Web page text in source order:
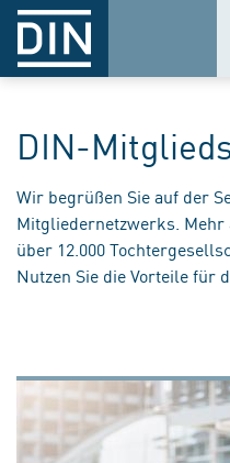
DIN-
Wir begrüßen Sie auf der
Mitgliedernetzwerks.
über 12.000
Nutzen Sie die Vorteile für